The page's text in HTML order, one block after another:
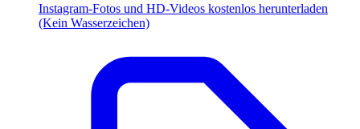
Instagram-Fotos und HD-Videos kostenlos herunterladen
(Kein Wasserzeichen)